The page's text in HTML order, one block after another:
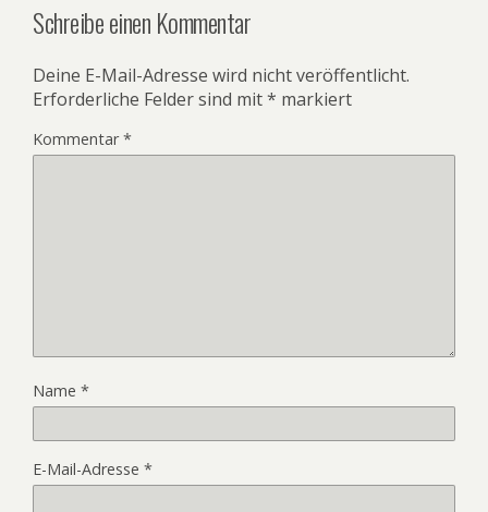
Schreibe einen Kommentar
Deine E-Mail-Adresse wird nicht veröffentlicht.
Erforderliche Felder sind mit* markiert
Kommentar*
Name *
E-Mail-Adresse *